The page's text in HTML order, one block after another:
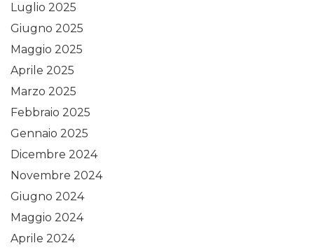
Luglio 2025
Giugno 2025
Maggio 2025
Aprile 2025
Marzo 2025
Febbraio 2025
Gennaio 2025
Dicembre 2024
Novembre 2024
Giugno 2024
Maggio 2024
Aprile 2024